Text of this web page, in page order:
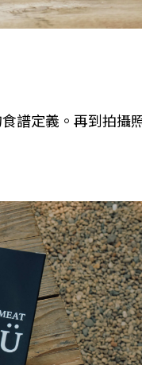
譜定義。再到拍攝